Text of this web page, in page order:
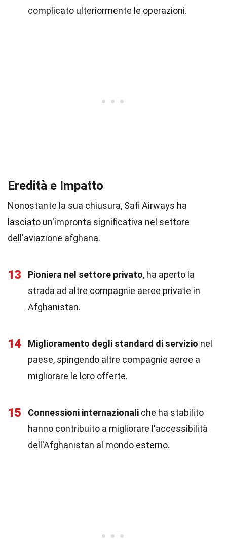
complicato ulteriormente le operazioni.
Eredità e Impatto
Nonostante la sua chiusura, Safi Airways ha
lasciato un'impronta significativa nel settore
dell'aviazione afghana.
13 Pioniera nel settore privato, ha aperto la
strada ad altre compagnie aeree private in
Afghanistan.
14 Miglioramento degli standard di servizio nel
paese, spingendo altre compagnie aeree a
migliorare le loro offerte.
15 Connessioni internazionali che ha stabilito
hanno contribuito a migliorare l'accessibilità
dell'Afghanistan al mondo esterno.